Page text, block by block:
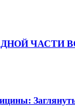
ЧАСТИ
Заглянуть